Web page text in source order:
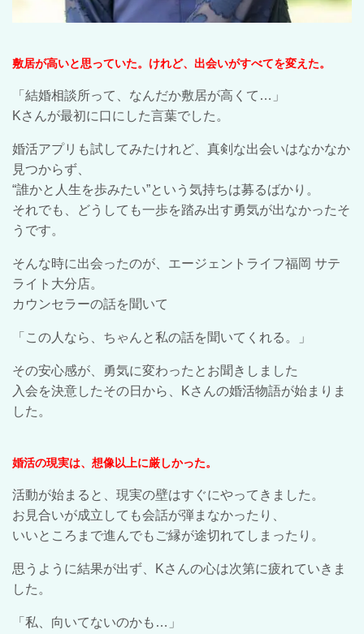
敷居が高いと思っていた。けれど、出会いがすべてを変えた。
「結婚相談所って、なんだか敷居が高くて…」
Kさんが最初に口にした言葉でした。
婚活アプリも試してみたけれど、真剣な出会いはなかなか
見つからず、
“誰かと人生を歩みたい”という気持ちは募るばかり。
それでも、どうしても一歩を踏み出す勇気が出なかったそ
うです。
そんな時に出会ったのが、エージェントライフ福岡 サテ
ライト大分店。
カウンセラーの話を聞いて
「この人なら、ちゃんと私の話を聞いてくれる。」
その安心感が、勇気に変わったとお聞きしました
入会を決意したその日から、Kさんの婚活物語が始まりま
した。
婚活の現実は、想像以上に厳しかった。
活動が始まると、現実の壁はすぐにやってきました。
お見合いが成立しても会話が弾まなかったり、
いいところまで進んでもご縁が途切れてしまったり。
思うように結果が出ず、Kさんの心は次第に疲れていきま
した。
「私、向いてないのかも…」